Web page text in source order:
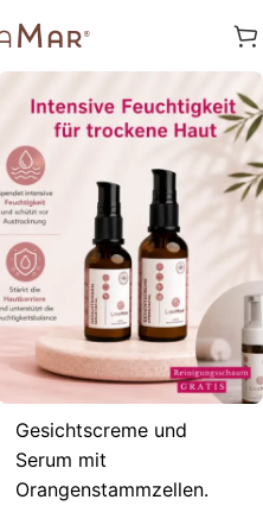
Gesichtscreme und
Serum mit
Orangenstammzellen.